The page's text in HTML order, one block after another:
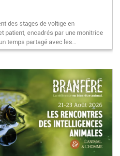
des stages de voltige en
patient, encadrés par une monitrice
temps partagé avec les…